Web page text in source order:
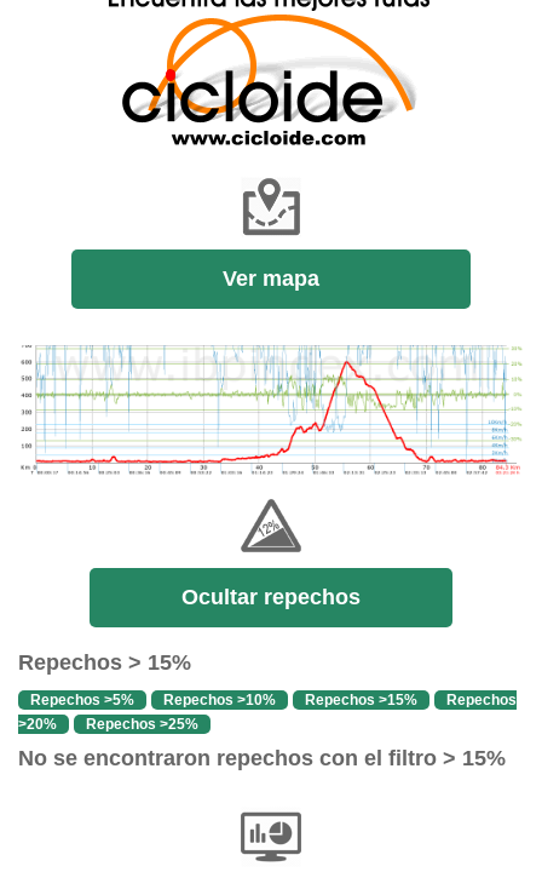
Ver mapa
Ocultar repechos
Repechos > 15%
Repechos >5% Repechos >10% Repechos >15%
Repechos
>20%
Repechos >25%
No se encontraron repechos con el filtro > 15%